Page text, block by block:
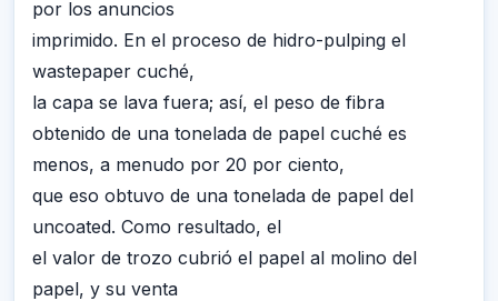
por los anuncios
imprimido. En el proceso de hidro-pulping el
wastepaper cuché,
la capa se lava fuera; así, el peso de fibra
obtenido de una tonelada de papel cuché es
menos, a menudo por 20 por ciento,
que eso obtuvo de una tonelada de papel del
uncoated. Como resultado, el
el valor de trozo cubrió el papel al molino del
papel, y su venta